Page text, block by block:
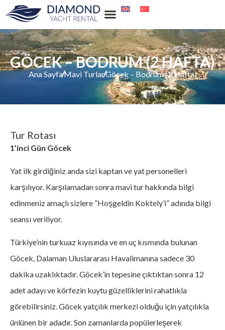
GÖCEK – BODRUM (2 HAFTA)
Ana SayfaMavi TurlarGöcek – Bodrum (2 Hafta)
Tur Rotası
1’inci Gün Göcek
Yat ilk girdiğiniz anda sizi kaptan ve yat personelleri
karşılıyor. Karşılamadan sonra mavi tur hakkında bilgi
edinmeniz amaçlı sizlere ”Hoşgeldin Koktely’i” adında bilgi
seansı veriliyor.
Türkiye’nin turkuaz kıyısında ve en uç kısmında bulunan
Göcek, Dalaman Uluslararası Havalimanına sadece 30
dakika uzaklıktadır. Göcek’in tepesine çıktıktan sonra 12
adet adayı ve körfezin kuytu güzelliklerini rahatlıkla
görebilirsiniz. Göcek yatçılık merkezi olduğu için yatçılıkla
ünlünen bir adadır. Son zamanlarda popülerleşerek